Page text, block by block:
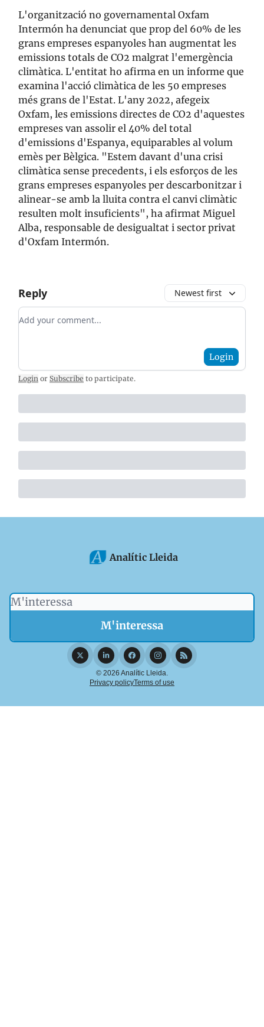
L'organització no governamental Oxfam
Intermón ha denunciat que prop del 60% de les
grans empreses espanyoles han augmentat les
emissions totals de CO2 malgrat l'emergència
climàtica. L'entitat ho afirma en un informe que
examina l'acció climàtica de les 50 empreses
més grans de l'Estat. L'any 2022, afegeix
Oxfam, les emissions directes de CO2 d'aquestes
empreses van assolir el 40% del total
d'emissions d'Espanya, equiparables al volum
emès per Bèlgica. "Estem davant d'una crisi
climàtica sense precedents, i els esforços de les
grans empreses espanyoles per descarbonitzar i
alinear-se amb la lluita contra el canvi climàtic
resulten molt insuficients", ha afirmat Miguel
Alba, responsable de desigualtat i sector privat
d'Oxfam Intermón.
Reply Newest first
Add your comment
Login
Login or Subscribe to participate.
Analític Lleida
© 2026 Analític Lleida.
Privacy policyTerms of use